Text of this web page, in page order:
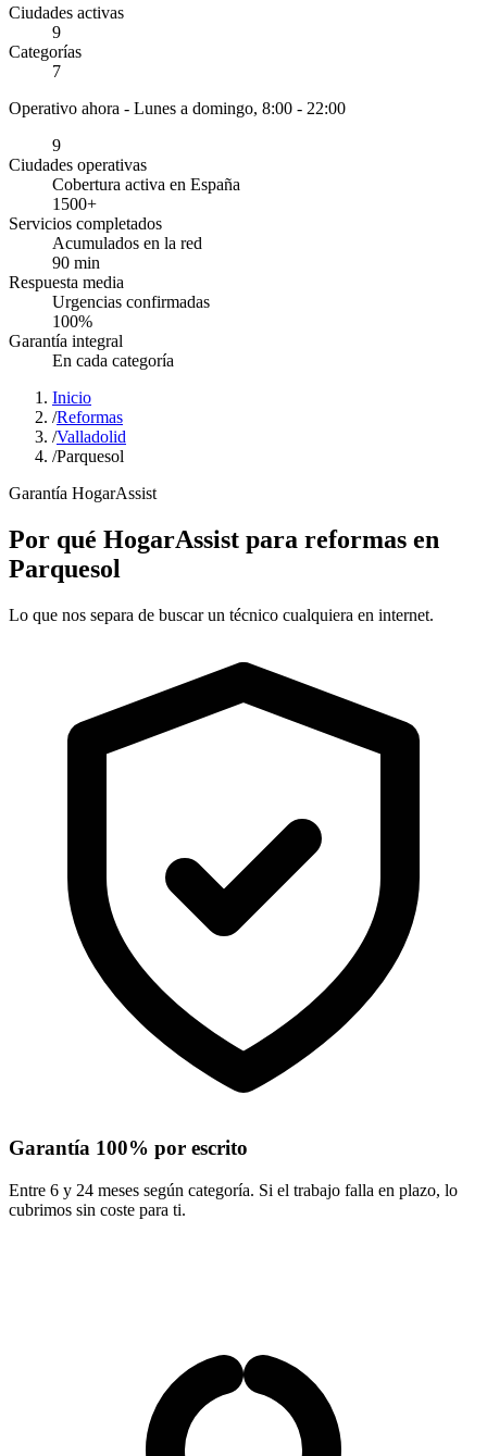
Ciudades activas
9
Categorías
7
Operativo ahora - Lunes a domingo, 8:00 - 22:00
9
Ciudades operativas
Cobertura activa en España
1500+
Servicios completados
Acumulados en la red
90 min
Respuesta media
Urgencias confirmadas
100%
Garantía integral
En cada categoría
Inicio
/Reformas
/Valladolid
/Parquesol
Garantía HogarAssist
Por qué HogarAssist para reformas en
Parquesol
Lo que nos separa de buscar un técnico cualquiera en internet.
Garantía 100% por escrito
Entre 6 y 24 meses según categoría. Si el trabajo falla en plazo, lo
cubrimos sin coste para ti.